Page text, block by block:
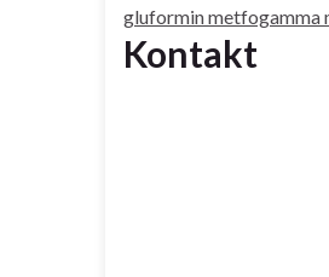
gluformin metfogamma
Kontakt